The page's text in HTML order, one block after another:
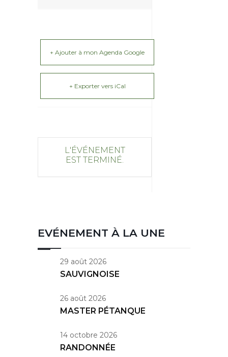
+ Ajouter à mon Agenda Google
+ Exporter vers iCal
L'ÉVÉNEMENT
EST TERMINÉ.
EVÉNEMENT À LA UNE
29 août 2026
SAUVIGNOISE
26 août 2026
MASTER PÉTANQUE
14 octobre 2026
RANDONNÉE